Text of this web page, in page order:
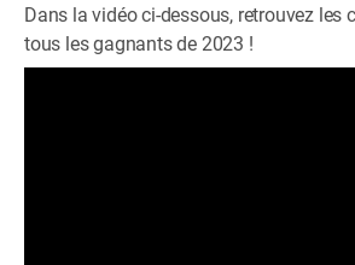
Dans la vidéo ci-dessous, retrouvez les
tous les gagnants de 2023 !